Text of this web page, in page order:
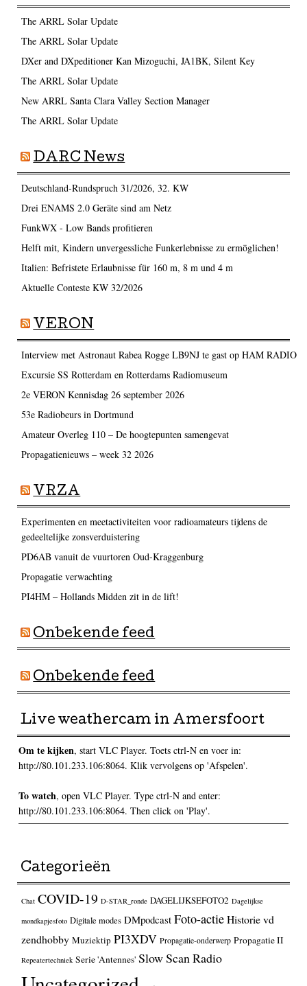
The ARRL Solar Update
The ARRL Solar Update
DXer and DXpeditioner Kan Mizoguchi, JA1BK, Silent Key
The ARRL Solar Update
New ARRL Santa Clara Valley Section Manager
The ARRL Solar Update
DARC News
Deutschland-Rundspruch 31/2026, 32. KW
Drei ENAMS 2.0 Geräte sind am Netz
FunkWX - Low Bands profitieren
Helft mit, Kindern unvergessliche Funkerlebnisse zu ermöglichen!
Italien: Befristete Erlaubnisse für 160 m, 8 m und 4 m
Aktuelle Conteste KW 32/2026
VERON
Interview met Astronaut Rabea Rogge LB9NJ te gast op HAM RADIO
Excursie SS Rotterdam en Rotterdams Radiomuseum
2e VERON Kennisdag 26 september 2026
53e Radiobeurs in Dortmund
Amateur Overleg 110 – De hoogtepunten samengevat
Propagatienieuws – week 32 2026
VRZA
Experimenten en meetactiviteiten voor radioamateurs tijdens de
gedeeltelijke zonsverduistering
PD6AB vanuit de vuurtoren Oud-Kraggenburg
Propagatie verwachting
PI4HM – Hollands Midden zit in de lift!
Onbekende feed
Onbekende feed
Live weathercam in Amersfoort
Om te kijken, start VLC Player. Toets ctrl-N en voer in:
http://80.101.233.106:8064. Klik vervolgens op 'Afspelen'.
To watch, open VLC Player. Type ctrl-N and enter:
http://80.101.233.106:8064. Then click on 'Play'.
Categorieën
Chat COVID-19 D-STAR_ronde DAGELIJKSEFOTO2 Dagelijkse
mondkapjesfoto Digitale modes DMpodcast Foto-actieHistorie vd
zendhobby Muziektip PI3XDV Propagatie-onderwerp Propagatie II
Repeatertechniek Serie 'Antennes' Slow Scan Radio